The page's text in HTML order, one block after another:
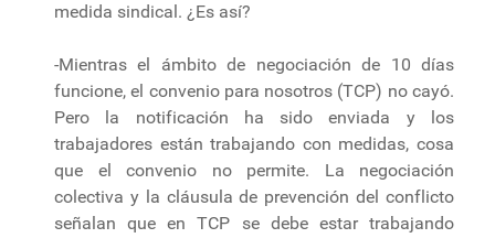
medida sindical. ¿Es así?
-Mientras el ámbito de negociación de 10 días
funcione, el convenio para nosotros (TCP) no cayó.
Pero la notificación ha sido enviada y los
trabajadores están trabajando con medidas, cosa
que el convenio no permite. La negociación
colectiva y la cláusula de prevención del conflicto
señalan que en TCP se debe estar trabajando